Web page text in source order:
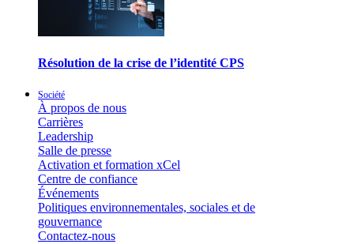
Résolution de la crise de l’identité CPS
Société
À propos de nous
Carrières
Leadership
Salle de presse
Activation et formation xCel
Centre de confiance
Événements
Politiques environnementales, sociales et de
gouvernance
Contactez-nous